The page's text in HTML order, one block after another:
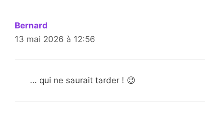
Bernard
13 mai 2026 à 12:56
… qui ne saurait tarder ! 😉